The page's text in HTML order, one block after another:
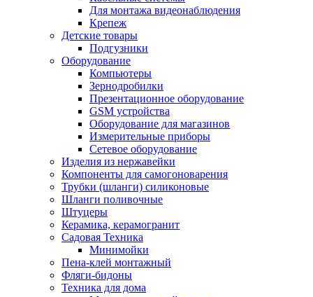
Для монтажа видеонаблюдения
Крепеж
Детские товары
Подгузники
Оборудование
Компьютеры
Зернодробилки
Презентационное оборудование
GSM устройства
Оборудование для магазинов
Измерительные приборы
Сетевое оборудование
Изделия из нержавейки
Компоненты для самогоноварения
Трубки (шланги) силиконовые
Шланги поливочные
Штуцеры
Керамика, керамогранит
Садовая Техника
Минимойки
Пена-клей монтажный
Фляги-бидоны
Техника для дома